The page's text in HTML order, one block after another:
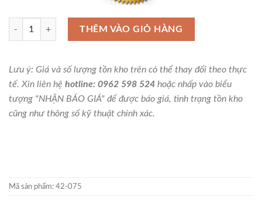
Thước thủy nhôm 36"/90cm Stanley 42-075 số lượng
THÊM VÀO GIỎ HÀNG
Lưu ý: Giá và số lượng tồn kho trên có thể thay đổi theo thực
tế. Xin liên hệ hotline: 0962 598 524 hoặc nhấp vào biểu
tượng "NHẬN BÁO GIÁ" để được báo giá, tình trạng tồn kho
cũng như thông số kỹ thuật chính xác.
Mã sản phẩm: 42-075